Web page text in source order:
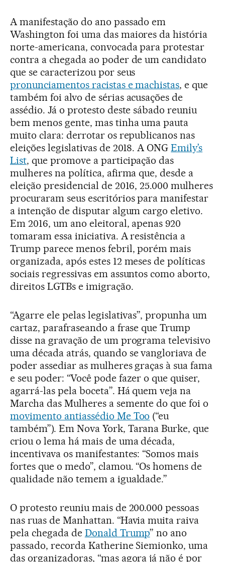
A manifestação do ano passado em
Washington foi uma das maiores da história
norte-americana, convocada para protestar
contra a chegada ao poder de um candidato
que se caracterizou por seus
pronunciamentos racistas e machistas, e que
também foi alvo de sérias acusações de
assédio. Já o protesto deste sábado reuniu
bem menos gente, mas tinha uma pauta
muito clara: derrotar os republicanos nas
eleições legislativas de 2018. A ONGEmily’s
List, que promove a participação das
mulheres na política, afirma que, desde a
eleição presidencial de 2016, 25.000 mulheres
procuraram seus escritórios para manifestar
a intenção de disputar algum cargo eletivo.
Em 2016, um ano eleitoral, apenas 920
tomaram essa iniciativa. A resistência a
Trump parece menos febril, porém mais
organizada, após estes 12 meses de políticas
sociais regressivas em assuntos como aborto,
direitos LGTBs e imigração.
“Agarre ele pelas legislativas”, propunha um
cartaz, parafraseando a frase que Trump
disse na gravação de um programa televisivo
uma década atrás, quando se vangloriava de
poder assediar as mulheres graças à sua fama
e seu poder: “Você pode fazer o que quiser,
agarrá-las pela boceta”. Há quem veja na
Marcha das Mulheres a semente do que foi o
movimento antiassédio Me Too (“eu
também”). Em Nova York, Tarana Burke, que
criou o lema há mais de uma década,
incentivava os manifestantes: “Somos mais
fortes que o medo”, clamou. “Os homens de
qualidade não temem a igualdade.”
O protesto reuniu mais de 200.000 pessoas
nas ruas de Manhattan. “Havia muita raiva
pela chegada de Donald Trump” no ano
passado, recorda Katherine Siemionko, uma
das organizadoras, “mas agora já não é por